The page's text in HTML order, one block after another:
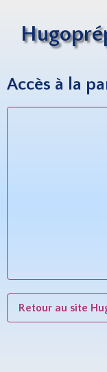
Accès à la
Retour au site